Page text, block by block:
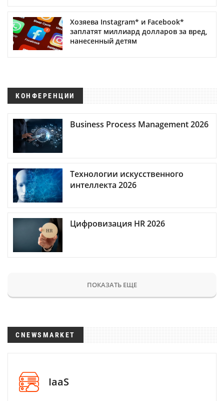
Хозяева Instagram* и Facebook*
заплатят миллиард долларов за вред,
нанесенный детям
КОНФЕРЕНЦИИ
Business Process Management 2026
Технологии искусственного
интеллекта 2026
Цифровизация HR 2026
ПОКАЗАТЬ ЕЩЕ
CNEWSMARKET
IaaS